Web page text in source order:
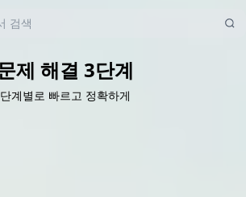
제 해결 3단계
단계별로 빠르고 정확하게